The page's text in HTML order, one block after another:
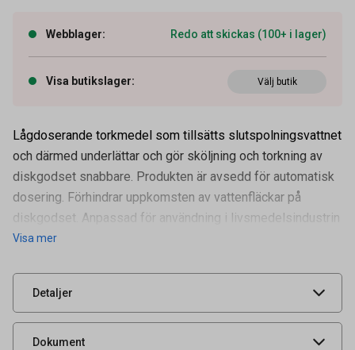
Webblager: Redo att skickas (100+ i lager)
Visa butikslager: Välj butik
Lågdoserande torkmedel som tillsätts slutspolningsvattnet
och därmed underlättar och gör sköljning och torkning av
diskgodset snabbare. Produkten är avsedd för automatisk
dosering. Förhindrar uppkomsten av vattenfläckar på
diskgodset. Anpassad för användning i livsmedelsindustrin
Visa mer
Detaljer
Artikelnummer 52050002
Volym 1 l
Tidigare artikelnummer 1011P,1011
Leverantörens
UNSPSC 24141516
Dokument
Produktdatablad